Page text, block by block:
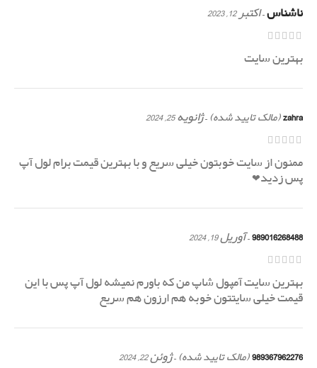
ناشناس–اکتبر 12, 2023
بهترین سایت
zahra(مالک تایید شده)–ژانویه 25, 2024
ممنون از سایت خوبتون خیلی سریع و با بهترین قیمت برام لول آپ
پس زدید❤
989016268488
–آوریل 19, 2024
بهترین سایت آمپول شاپ من که باورم نمیشه لول آپ پس با این
قیمت خیلی سایتتون خوبه هم ارزون هم سریع
989367962276(مالک تایید شده)–ژوئن 22, 2024